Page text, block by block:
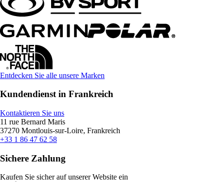
Entdecken Sie alle unsere Marken
Kundendienst in Frankreich
Kontaktieren Sie uns
11 rue Bernard Maris
37270 Montlouis-sur-Loire, Frankreich
+33 1 86 47 62 58
Sichere Zahlung
Kaufen Sie sicher auf unserer Website ein